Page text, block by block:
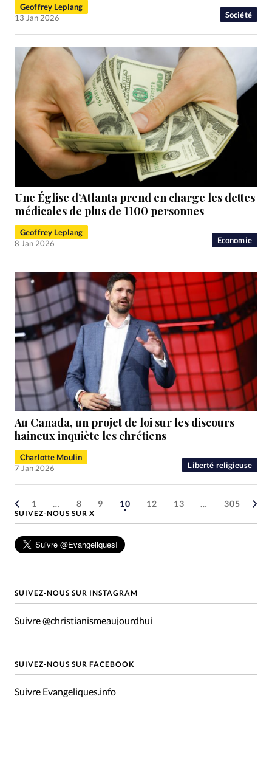
Société
Geoffrey Leplang
13 Jan 2026
Economie
Une Église d’Atlanta prend en charge les dettes
médicales de plus de 1100 personnes
Geoffrey Leplang
8 Jan 2026
Liberté religieuse
Au Canada, un projet de loi sur les discours
haineux inquiète les chrétiens
Charlotte Moulin
7 Jan 2026
1 … 8 9 10 12 13 … 305
SUIVEZ-NOUS SUR X
SUIVEZ-NOUS SUR INSTAGRAM
Suivre @christianismeaujourdhui
SUIVEZ-NOUS SUR FACEBOOK
Suivre Evangeliques.info